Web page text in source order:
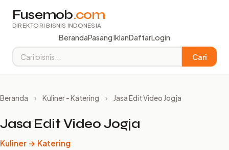
Fusemob.com
DIREKTORI BISNIS INDONESIA
BerandaPasang IklanDaftarLogin
Cari
Beranda › Kuliner - Katering › Jasa Edit Video Jogja
Jasa Edit Video Jogja
Kuliner → Katering